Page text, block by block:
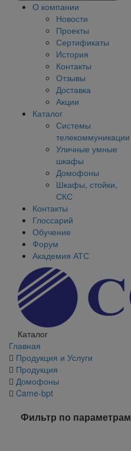
О компании
Новости
Проекты
Сертификаты
История
Контакты
Отзывы
Доставка
Акции
Каталог
Системы
телекоммуникации
Уличные умные
шкафы
Домофоны
Шкафы, стойки,
СКС
Контакты
Глоссарий
Обучение
Форум
Академия АТС
Каталог
Главная
Продукция и Услуги
Продукция
Домофоны
Came-bpt
Фильтр по параметрам